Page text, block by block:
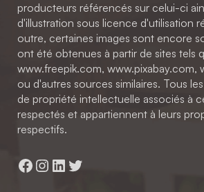
producteurs référencés sur celui-ci
d'illustration sous licence d'utilisation
outre, certaines images sont encore
ont été obtenues à partir de sites tels
www.freepik.com, www.pixabay.com,
ou d'autres sources similaires. Tous
de propriété intellectuelle associés à
respectés et appartiennent à leurs
respectifs.
Facebook
Instagram
LinkedIn
Twitter